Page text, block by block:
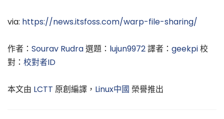
via: https://news.itsfoss.com/warp-file-sharing/
作者： Sourav Rudra選題： lujun9972譯者： geekpi校
對： 校對者ID
本文由 LCTT 原創編譯， Linux中國 榮譽推出